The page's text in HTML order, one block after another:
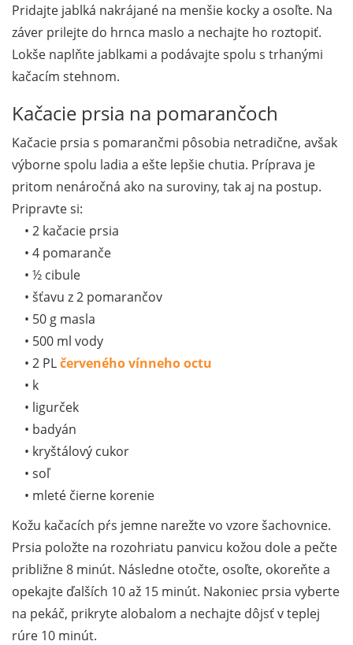
Pridajte jablká nakrájané na menšie kocky a osoľte. Na
záver prilejte do hrnca maslo a nechajte ho roztopiť.
Lokše naplňte jablkami a podávajte spolu s trhanými
kačacím stehnom.
Kačacie prsia na pomarančoch
Kačacie prsia s pomarančmi pôsobia netradične, avšak
výborne spolu ladia a ešte lepšie chutia. Príprava je
pritom nenáročná ako na suroviny, tak aj na postup.
Pripravte si:
• 2 kačacie prsia
• 4 pomaranče
• ½ cibule
• šťavu z 2 pomarančov
• 50 g masla
• 500 ml vody
• 2 PLčerveného vínneho octu
• k
• ligurček
• badyán
• kryštálový cukor
• soľ
• mleté čierne korenie
Kožu kačacích pŕs jemne narežte vo vzore šachovnice.
Prsia položte na rozohriatu panvicu kožou dole a pečte
približne 8 minút. Následne otočte, osoľte, okoreňte a
opekajte ďalších 10 až 15 minút. Nakoniec prsia vyberte
na pekáč, prikryte alobalom a nechajte dôjsť v teplej
rúre 10 minút.